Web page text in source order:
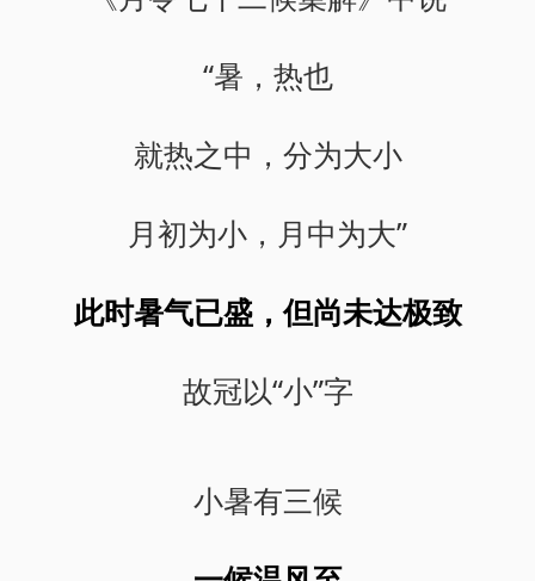
“暑，热也
就热之中，分为大小
月初为小，月中为大”
此时暑气已盛，但尚未达极致
故冠以“小”字
小暑有三候